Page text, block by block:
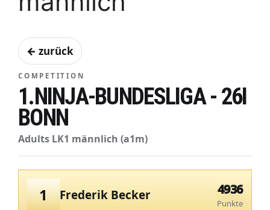
← zurück
COMPETITION
1.NINJA-BUNDESLIGA - 26I
BONN
Adults LK1 männlich (a1m)
1 Frederik Becker 4936
Punkte